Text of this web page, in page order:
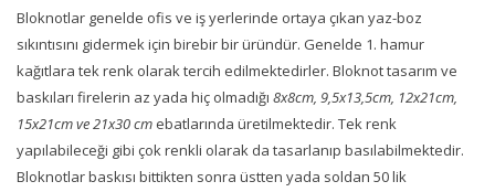
Bloknotlar genelde ofis ve iş yerlerinde ortaya çıkan yaz-boz
sıkıntısını gidermek için birebir bir üründür. Genelde 1. hamur
kağıtlara tek renk olarak tercih edilmektedirler. Bloknot tasarım ve
baskıları firelerin az yada hiç olmadığı 8x8cm, 9,5x13,5cm, 12x21cm,
15x21cm ve 21x30 cm ebatlarında üretilmektedir. Tek renk
yapılabileceği gibi çok renkli olarak da tasarlanıp basılabilmektedir.
Bloknotlar baskısı bittikten sonra üstten yada soldan 50 lik